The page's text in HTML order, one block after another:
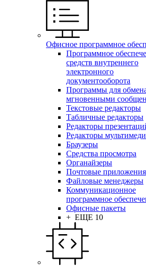
Офисное программное
Программное
средств внутреннего
электронного
документооборота
Программы для
мгновенными
Текстовые редакторы
Табличные редакторы
Редакторы
Редакторы
Браузеры
Средства просмотра
Органайзеры
Почтовые приложения
Файловые менеджеры
Коммуникационное
программное
Офисные пакеты
+ ЕЩЕ 10